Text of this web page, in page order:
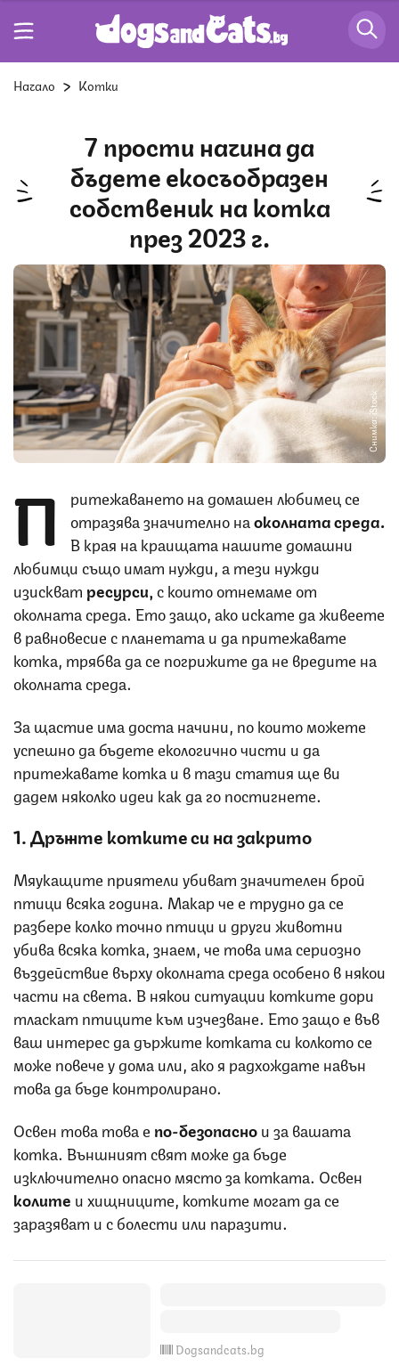
Начало Котки
7 прости начина да
бъдете екосъобразен
собственик на котка
през 2023 г.
Снимка: iStock
П
ритежаването на домашен любимец се
отразява значително наоколната среда.
В края на краищата нашите домашни
любимци също имат нужди, а тези нужди
изискват ресурси, с които отнемаме от
околната среда. Ето защо, ако искате да живеете
в равновесие с планетата и да притежавате
котка, трябва да се погрижите да не вредите на
околната среда.
За щастие има доста начини, по които можете
успешно да бъдете екологично чисти и да
притежавате котка и в тази статия ще ви
дадем няколко идеи как да го постигнете.
1. Дръжте котките си на закрито
Мяукащите приятели убиват значителен брой
птици всяка година. Макар че е трудно да се
разбере колко точно птици и други животни
убива всяка котка, знаем, че това има сериозно
въздействие върху околната среда особено в някои
части на света. В някои ситуации котките дори
тласкат птиците към изчезване. Ето защо е във
ваш интерес да държите котката си колкото се
може повече у дома или, ако я радхождате навън
това да бъде контролирано.
Освен това това е по-безопаснои за вашата
котка. Външният свят може да бъде
изключително опасно място за котката. Освен
колите и хищниците, котките могат да се
заразяват и с болести или паразити.
Dogsandcats.bg